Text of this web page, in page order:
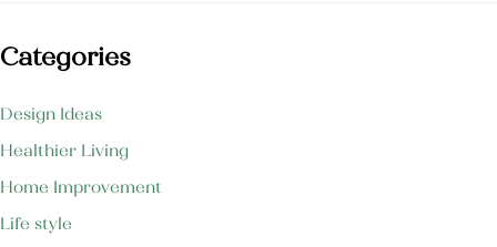
Categories
Design Ideas
Healthier Living
Home Improvement
Life style
Blush
25,000TND
35,000
Crème pour les mains anti-tâche